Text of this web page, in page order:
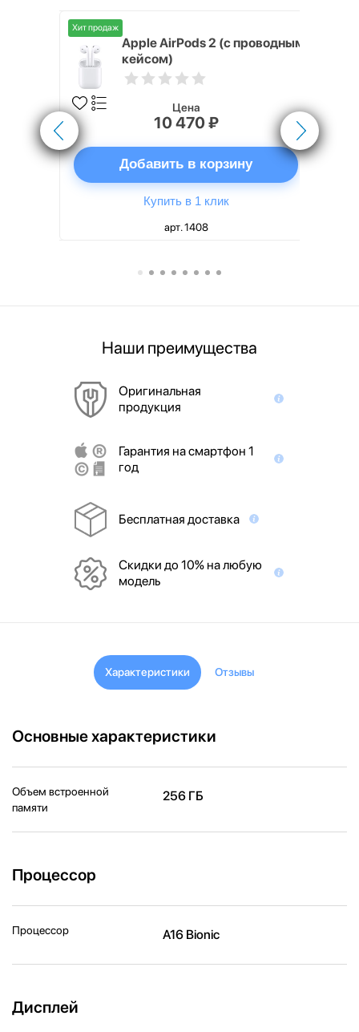
Хит продаж
Apple AirPods 2 (с проводным
кейсом)
Цена
10 470 ₽
Добавить в корзину
Купить в 1 клик
арт. 1408
Наши преимущества
Оригинальная
продукция
Гарантия на смартфон 1
год
Бесплатная доставка
Скидки до 10% на любую
модель
Характеристики Отзывы
Основные характеристики
Объем встроенной
памяти
256 ГБ
Процессор
Процессор A16 Bionic
Дисплей